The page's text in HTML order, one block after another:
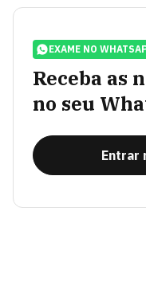
EXAME NO
Receba as
no seu
Entrar